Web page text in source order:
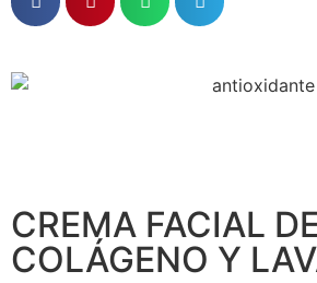
CREMA FACIAL
COLÁGENO Y